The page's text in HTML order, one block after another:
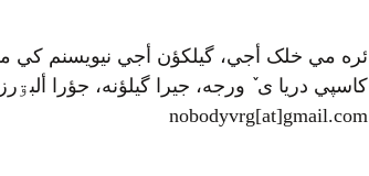
ئره مي خلک أجي، گيلکؤن أجي نيويسنم کي
کاسپي دريا ی ٚ ورجه، جيرا گيلؤنه، جؤرا
nobodyvrg[at]gmail.com